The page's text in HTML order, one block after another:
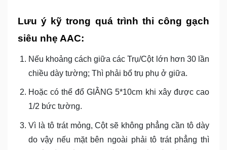
Lưu ý kỹ trong quá trình thi công gạch
siêu nhẹ AAC:
Nếu khoảng cách giữa các Trụ/Cột lớn hơn 30 lần
chiều dày tường; Thì phải bổ trụ phụ ở giữa.
Hoặc có thể đổ GIẰNG 5*10cm khi xây được cao
1/2 bức tường.
Vì là tô trát mỏng, Cột sẽ không phẳng cần tô dày
do vậy nếu mặt bên ngoài phải tô trát phẳng thì